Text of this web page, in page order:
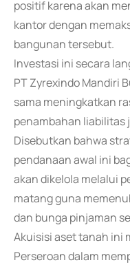
positif karena akan
kantor dengan
bangunan tersebut.
Investasi ini secara
PT Zyrexindo Mandiri
sama meningkatkan
penambahan liabilitas
Disebutkan bahwa
pendanaan awal ini
akan dikelola melalui
matang guna
dan bunga pinjaman
Akuisisi aset tanah ini
Perseroan dalam